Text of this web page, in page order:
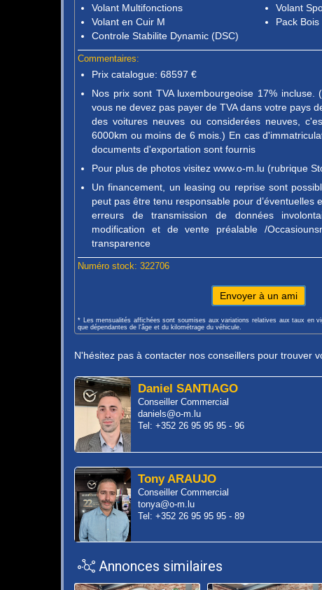
Volant Multifonctions
Volant
Volant en Cuir M
Pack
Controle Stabilite Dynamic (DSC)
Commentaires:
Prix catalogue: 68597 €
Nos prix sont TVA luxembourgeoise 17% incluse.
vous ne devez pas payer de TVA dans votre pays
des voitures neuves ou considerées neuves,
6000km ou moins de 6 mois.) En cas
documents d'exportation sont fournis
Pour plus de photos visitez www.o-m.lu (rubrique
Un financement, un leasing ou reprise sont
peut pas être tenu responsable pour d’éventuelles
erreurs de transmission de données
modification et de vente préalable /
transparence
Numéro stock: 322706
Envoyer à un ami
* Les mensualités affichées sont soumises aux variations relatives aux taux en
que dépendantes de l'âge et du kilométrage du véhicule.
N'hésitez pas à contacter nos conseillers pour trouver
Daniel SANTIAGO
Conseiller Commercial
daniels@o-m.lu
Tel: +352 26 95 95 95 - 96
Tony ARAUJO
Conseiller Commercial
tonya@o-m.lu
Tel: +352 26 95 95 95 - 89
Annonces similaires